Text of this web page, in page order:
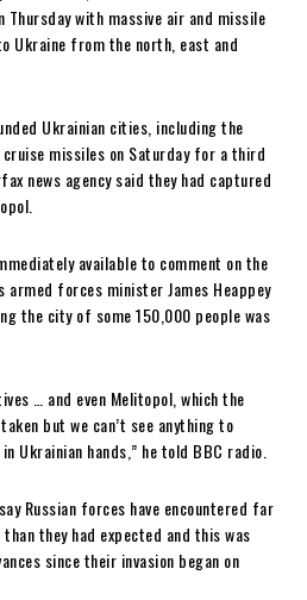
Thursday with massive air and missile
Ukraine from the north, east and
Ukrainian cities, including the
missiles on Saturday for a third
news agency said they had captured
available to comment on the
forces minister James Heappey
the city of some 150,000 people was
… and even Melitopol, which the
but we can’t see anything to
hands,” he told BBC radio.
Russian forces have encountered far
they had expected and this was
since their invasion began on